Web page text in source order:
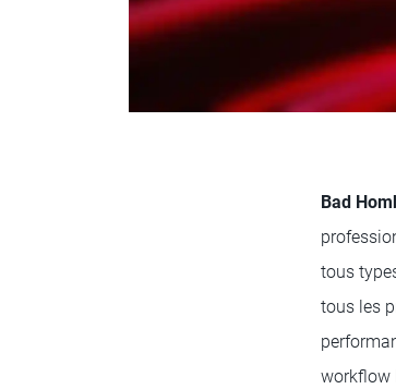
Bad
tous
tous les
workflow